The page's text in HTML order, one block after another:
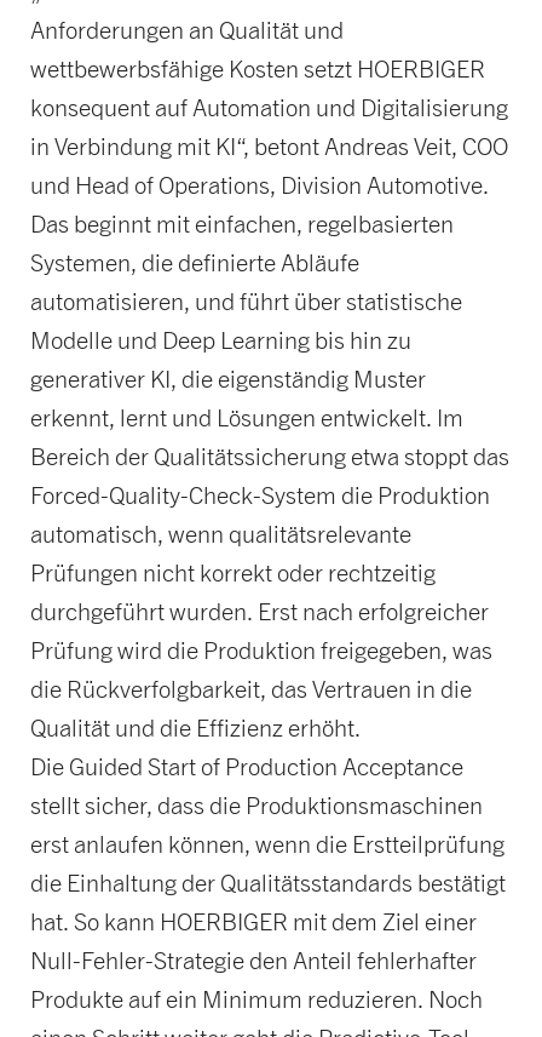
Anforderungen an Qualität und
wettbewerbsfähige Kosten setzt HOERBIGER
konsequent auf Automation und Digitalisierung
in Verbindung mit KI“, betont Andreas Veit, COO
und Head of Operations, Division Automotive.
Das beginnt mit einfachen, regelbasierten
Systemen, die definierte Abläufe
automatisieren, und führt über statistische
Modelle und Deep Learning bis hin zu
generativer KI, die eigenständig Muster
erkennt, lernt und Lösungen entwickelt. Im
Bereich der Qualitätssicherung etwa stoppt das
Forced-Quality-Check-System die Produktion
automatisch, wenn qualitätsrelevante
Prüfungen nicht korrekt oder rechtzeitig
durchgeführt wurden. Erst nach erfolgreicher
Prüfung wird die Produktion freigegeben, was
die Rückverfolgbarkeit, das Vertrauen in die
Qualität und die Effizienz erhöht.
Die Guided Start of Production Acceptance
stellt sicher, dass die Produktionsmaschinen
erst anlaufen können, wenn die Erstteilprüfung
die Einhaltung der Qualitätsstandards bestätigt
hat. So kann HOERBIGER mit dem Ziel einer
Null-Fehler-Strategie den Anteil fehlerhafter
Produkte auf ein Minimum reduzieren. Noch